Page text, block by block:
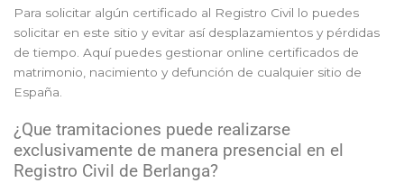
Para solicitar algún certificado al Registro Civil lo puedes
solicitar en este sitio y evitar así desplazamientos y pérdidas
de tiempo. Aquí puedes gestionar online certificados de
matrimonio, nacimiento y defunción de cualquier sitio de
España.
¿Que tramitaciones puede realizarse
exclusivamente de manera presencial en el
Registro Civil de Berlanga?